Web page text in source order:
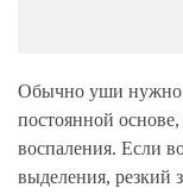
Обычно уши нужно
постоянной
воспаления. Если
выделения, резкий